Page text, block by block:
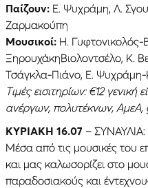
Παίζουν: Ε. Ψυχράμη, Λ.
Ζαρμακούπη
Μουσικοί: Η. Γυφτονικολός-
ΞηρουχάκηΒιολοντσέλο, Κ.
Τσάγκλα-Πιάνο, Ε.
Τιμές εισιτηρίων: €12
ανέργων, πολυτέκνων,
ΚΥΡΙΑΚΗ 16.07 –
Μέσα από τις μουσικές του
και μας καλωσορίζει στο
παραδοσιακούς και